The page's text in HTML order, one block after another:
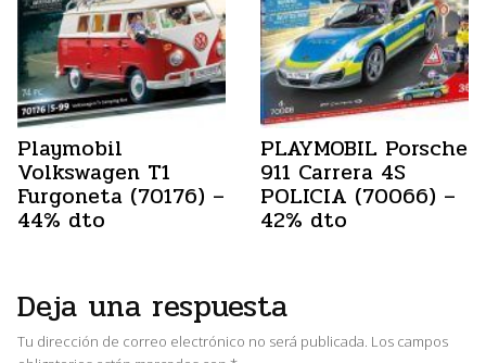
Playmobil
Volkswagen T1
Furgoneta (70176) –
44% dto
PLAYMOBIL Porsche
911 Carrera 4S
POLICIA (70066) –
42% dto
Deja una respuesta
Tu dirección de correo electrónico no será publicada. Los campos